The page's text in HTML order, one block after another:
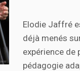
Elodie Jaffré
déjà menés
expérience de
pédagogie